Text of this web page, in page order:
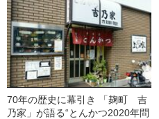
70年の歴史に幕引き 「麹町 吉
乃家」が語る“とんかつ2020年問